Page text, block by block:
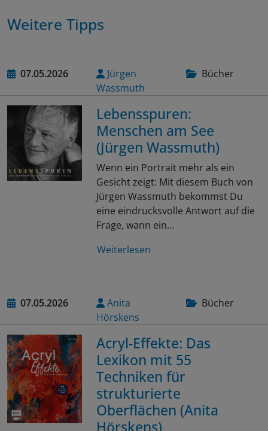
Weitere Tipps
07.05.2026
Jürgen
Wassmuth
Bücher
Lebensspuren:
Menschen am See
(Jürgen Wassmuth)
Wenn ein Portrait mehr als ein
Gesicht zeigt: Mit diesem Buch von
Jürgen Wassmuth bekommst Du
eine eindrucksvolle Antwort auf die
Frage, wann ein…
Weiterlesen
07.05.2026
Anita
Hörskens
Bücher
Acryl-Effekte: Das
Lexikon mit 55
Techniken für
strukturierte
Oberflächen (Anita
Hörskens)